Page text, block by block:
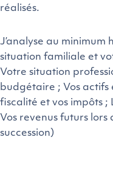
réalisés.
J’analyse au minimum
situation familiale et
Votre situation
budgétaire ; Vos actifs
fiscalité et vos impôts ;
Vos revenus futurs
succession)